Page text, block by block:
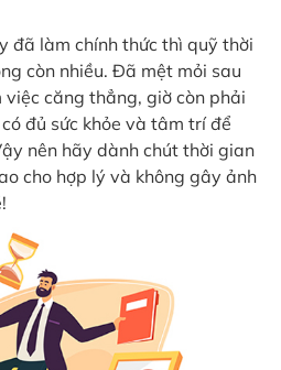
đã làm chính thức thì quỹ thời
còn nhiều. Đã mệt mỏi sau
căng thẳng, giờ còn phải
đủ sức khỏe và tâm trí để
nên hãy dành chút thời gian
cho hợp lý và không gây ảnh